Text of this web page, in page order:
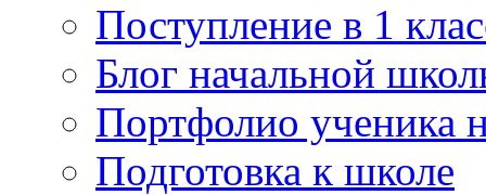
Поступление в 1
Блог начальной
Портфолио ученика
Подготовка к школе